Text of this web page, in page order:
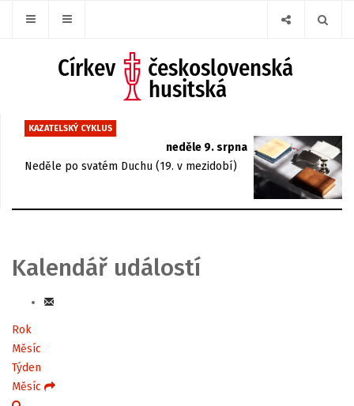
KAZATELSKÝ CYKLUS
neděle 9. srpna
Neděle po svatém Duchu (19. v mezidobí)
Kalendář událostí
Rok
Měsíc
Týden
Měsíc